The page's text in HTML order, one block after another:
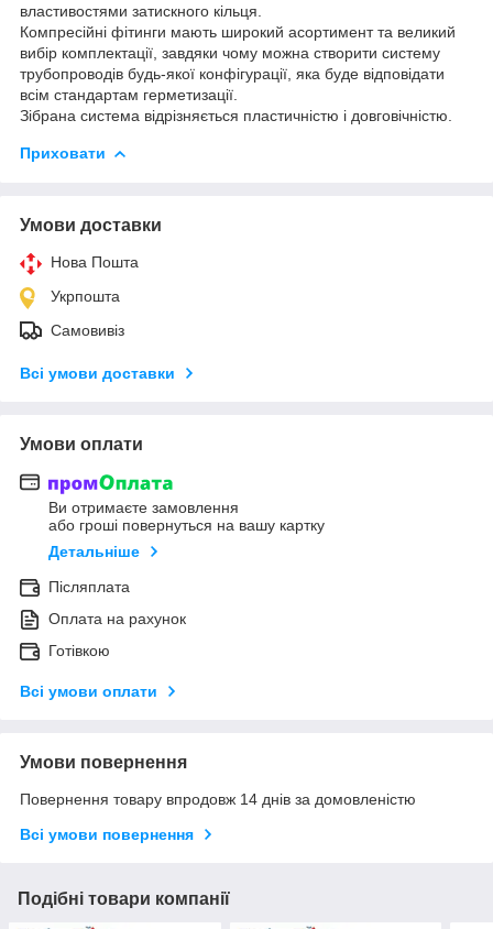
властивостями затискного кільця.
Компресійні фітинги мають широкий асортимент та великий
вибір комплектації, завдяки чому можна створити систему
трубопроводів будь-якої конфігурації, яка буде відповідати
всім стандартам герметизації.
Зібрана система відрізняється пластичністю і довговічністю.
Приховати
Умови доставки
Нова Пошта
Укрпошта
Самовивіз
Всі умови доставки
Умови оплати
Ви отримаєте замовлення
або гроші повернуться на вашу картку
Детальніше
Післяплата
Оплата на рахунок
Готівкою
Всі умови оплати
Умови повернення
Повернення товару впродовж 14 днів за домовленістю
Всі умови повернення
Подібні товари компанії